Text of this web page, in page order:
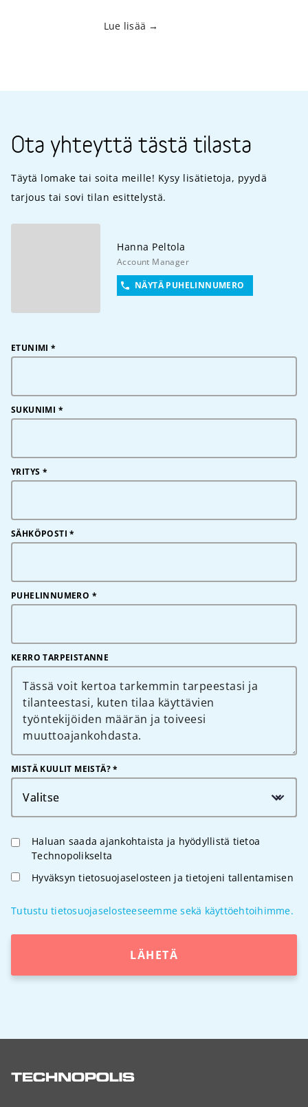
Lue lisää
Ota yhteyttä tästä tilasta
Täytä lomake tai soita meille! Kysy lisätietoja, pyydä
tarjous tai sovi tilan esittelystä.
Hanna Peltola
Account Manager
NÄYTÄ PUHELINNUMERO
ETUNIMI *
SUKUNIMI *
YRITYS *
SÄHKÖPOSTI *
PUHELINNUMERO *
KERRO TARPEISTANNE
MISTÄ KUULIT MEISTÄ? *
Valitse
Haluan saada ajankohtaista ja hyödyllistä tietoa
Technopolikselta
Hyväksyn tietosuojaselosteen ja tietojeni tallentamisen
Tutustu tietosuojaselosteeseemme sekä käyttöehtoihimme.
LÄHETÄ